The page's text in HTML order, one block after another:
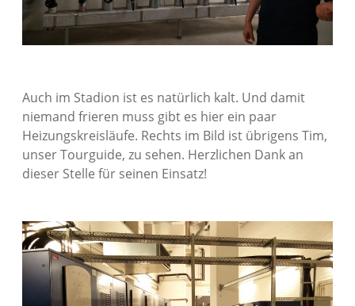
Auch im Stadion ist es natürlich kalt. Und damit
niemand frieren muss gibt es hier ein paar
Heizungskreisläufe. Rechts im Bild ist übrigens Tim,
unser Tourguide, zu sehen. Herzlichen Dank an
dieser Stelle für seinen Einsatz!